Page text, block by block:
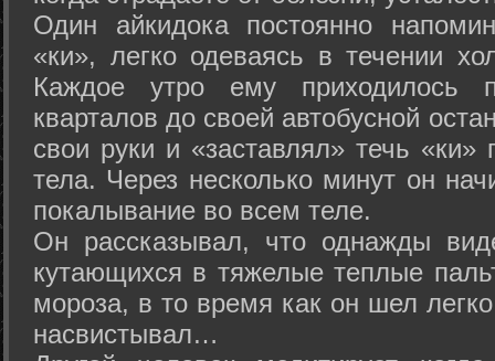
Один айкидока постоянно
«ки», легко одеваясь в течении
Каждое утро ему приходилось
кварталов до своей автобусной
свои руки и «заставлял» течь «ки»
тела. Через несколько минут он
покалывание во всем теле.
Он рассказывал, что однажды
кутающихся в тяжелые теплые
мороза, в то время как он шел
насвистывал…